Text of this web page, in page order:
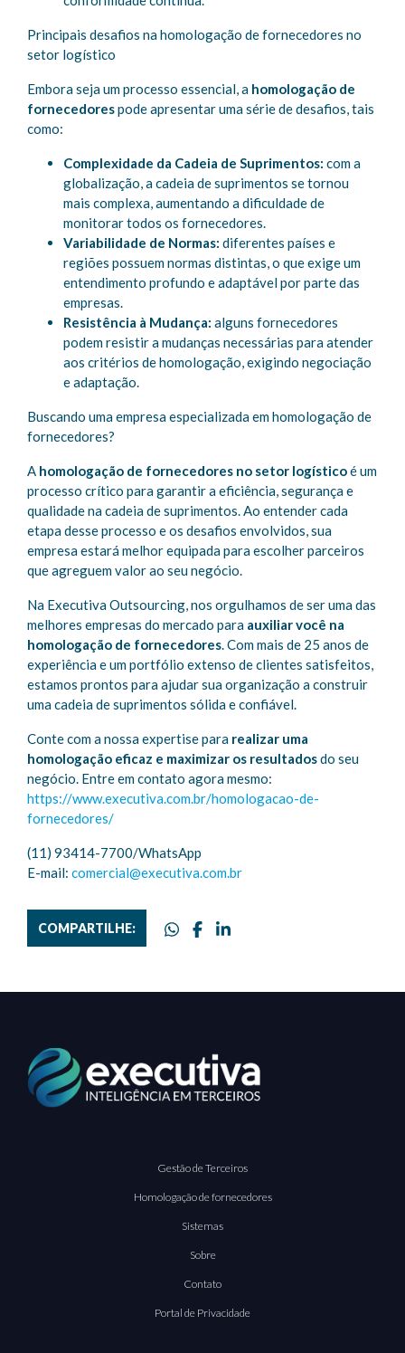
Principais desafios na homologação de fornecedores no
setor logístico
Embora seja um processo essencial, a homologação de
fornecedorespode apresentar uma série de desafios, tais
como:
Complexidade da Cadeia de Suprimentos: com a
globalização, a cadeia de suprimentos se tornou
mais complexa, aumentando a dificuldade de
monitorar todos os fornecedores.
Variabilidade de Normas: diferentes países e
regiões possuem normas distintas, o que exige um
entendimento profundo e adaptável por parte das
empresas.
Resistência à Mudança: alguns fornecedores
podem resistir a mudanças necessárias para atender
aos critérios de homologação, exigindo negociação
e adaptação.
Buscando uma empresa especializada em homologação de
fornecedores?
A homologação de fornecedores no setor logísticoé um
processo crítico para garantir a eficiência, segurança e
qualidade na cadeia de suprimentos. Ao entender cada
etapa desse processo e os desafios envolvidos, sua
empresa estará melhor equipada para escolher parceiros
que agreguem valor ao seu negócio.
Na Executiva Outsourcing, nos orgulhamos de ser uma das
melhores empresas do mercado para auxiliar você na
homologação de fornecedores. Com mais de 25 anos de
experiência e um portfólio extenso de clientes satisfeitos,
estamos prontos para ajudar sua organização a construir
uma cadeia de suprimentos sólida e confiável.
Conte com a nossa expertise para realizar uma
homologação eficaz e maximizar os resultadosdo seu
negócio. Entre em contato agora mesmo:
https://www.executiva.com.br/homologacao-de-
fornecedores/
(11) 93414-7700/WhatsApp
E-mail: comercial@executiva.com.br
COMPARTILHE:
Gestão de Terceiros
Homologação de fornecedores
Sistemas
Sobre
Contato
Portal de Privacidade